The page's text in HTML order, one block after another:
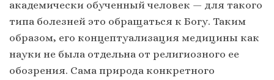
академически обученный человек — для такого
типа болезней это обращаться к Богу. Таким
образом, его концептуализация медицины как
науки не была отдельна от религиозного ее
обозрения. Сама природа конкретного